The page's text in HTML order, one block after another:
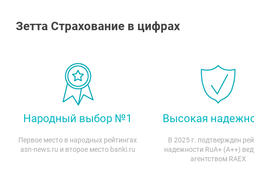
Зетта Cтрахование в цифрах
Народный выбор №1
Первое место в народных рейтингах
asn-news.ru и второе место banki.ru
Высокая
В 2025 г. подтвержден
надежности RuA+ (A++)
агентством RAEX